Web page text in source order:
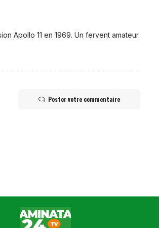
Apollo 11 en 1969. Un fervent amateur
Poster votre commentaire